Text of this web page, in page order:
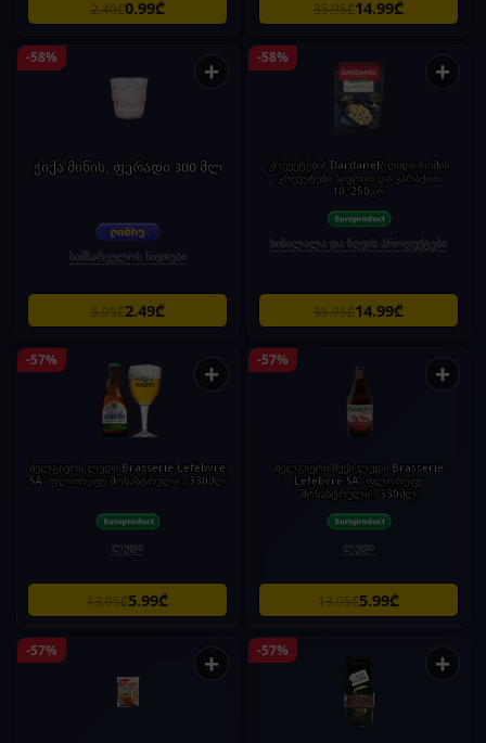
2.40₾0.99₾ 35.95₾14.99₾
-58% +
ჭიქა მინის, ფერადი 300 მლ
სამზარეულოს ნივთები
5.95₾2.49₾
-58% +
კრევეტები/ Dardanel/ დიდი ზომის
კრევეტები ნივრით და კარაქით
10*250გრ
ხიზილალა და ზღვის პროდუქტები
35.95₾14.99₾
-57% +
ბელგიური ლუდი Brasserie Lefèbvre
SA 'ფლორეფე მონასტრული', 330მლ
ლუდი
13.95₾5.99₾
-57% +
ბელგიური მუქი ლუდი Brasserie
Lefèbvre SA 'ფლორეფე
მონასტრული', 330მლ
ლუდი
13.95₾5.99₾
-57% + -57% +